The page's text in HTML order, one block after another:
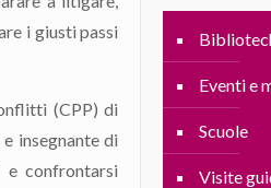
i giusti passi
(CPP) di
insegnante di
e confrontarsi
Eventi e
Scuole
Visite